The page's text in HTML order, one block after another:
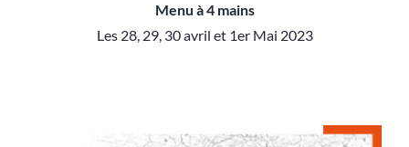
Menu à 4 mains
Les 28, 29, 30 avril et 1er Mai 2023